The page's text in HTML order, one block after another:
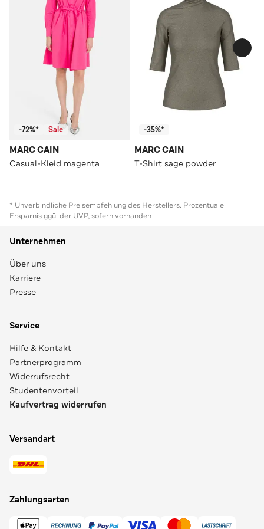
-72%* Sale
MARC CAIN
Casual-Kleid magenta
-35%*
MARC CAIN
T-Shirt sage powder
* Unverbindliche Preisempfehlung des Herstellers. Prozentuale
Ersparnis ggü. der UVP, sofern vorhanden
Unternehmen
Über uns
Karriere
Presse
Service
Hilfe & Kontakt
Partnerprogramm
Widerrufsrecht
Studentenvorteil
Kaufvertrag widerrufen
Versandart
Zahlungsarten